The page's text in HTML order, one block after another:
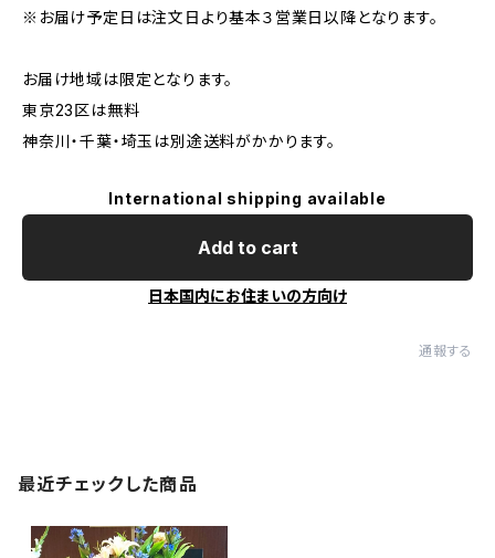
※お届け予定日は注文日より基本３営業日以降となります。
お届け地域は限定となります。
東京23区は無料
神奈川・千葉・埼玉は別途送料がかかります。
International shipping available
Add to cart
日本国内にお住まいの方向け
通報する
最近チェックした商品